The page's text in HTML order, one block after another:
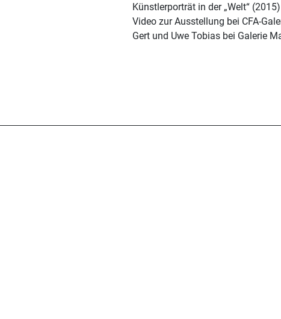
Künstlerporträt in der „Welt“ (2015)
Video zur Ausstellung bei CFA-
Gert und Uwe Tobias bei Galerie